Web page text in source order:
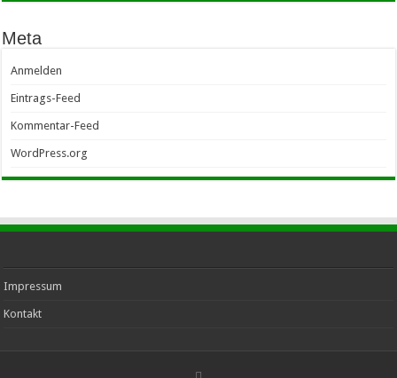
Meta
Anmelden
Eintrags-Feed
Kommentar-Feed
WordPress.org
Impressum
Kontakt